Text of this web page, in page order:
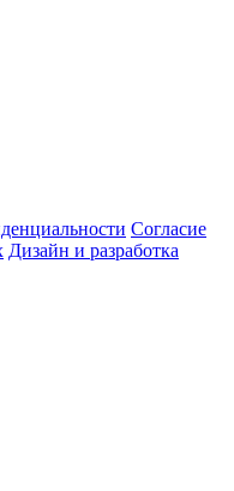
Согласие
Дизайн и разработка